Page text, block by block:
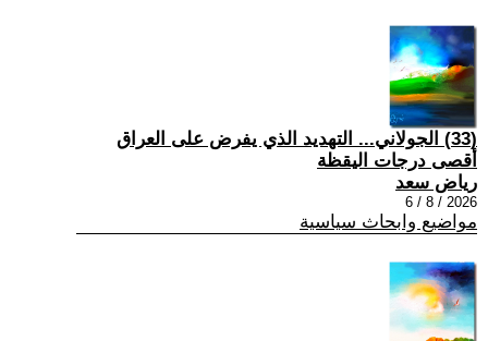
(33) الجولاني... التهديد الذي يفرض على العراق
أقصى درجات اليقظة
رياض سعد
2026 / 8 / 6
مواضيع وابحاث سياسية